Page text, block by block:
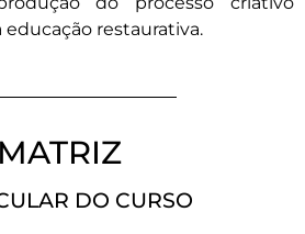
educação restaurativa.
MATRIZ
DO CURSO